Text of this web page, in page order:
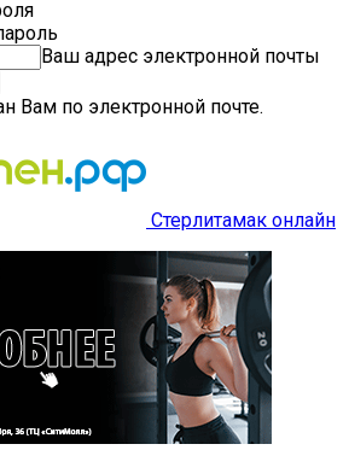
Ваш адрес электронной почты
Вам по электронной почте.
Стерлитамак онлайн